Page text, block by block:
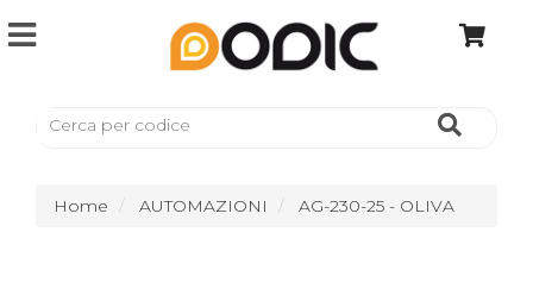
Home AUTOMAZIONI AG-230-25 - OLIVA